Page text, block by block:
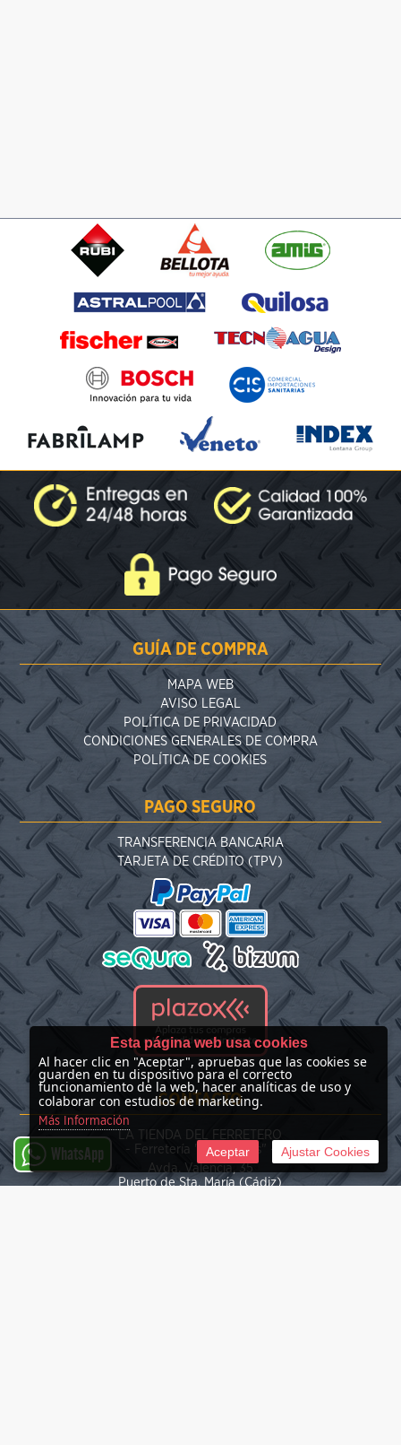
GUÍA DE COMPRA
MAPA WEB
AVISO LEGAL
POLÍTICA DE PRIVACIDAD
CONDICIONES GENERALES DE COMPRA
POLÍTICA DE COOKIES
PAGO SEGURO
TRANSFERENCIA BANCARIA
TARJETA DE CRÉDITO (TPV)
CONTACTO
LA TIENDA DEL FERRETERO
- Ferretería "Las Nieves" -
Avda. Valencia, 35
Puerto de Sta. María (Cádiz)
WhatsApp
Esta página web usa cookies
Al hacer clic en "Aceptar", apruebas que las cookies se
guarden en tu dispositivo para el correcto
funcionamiento de la web, hacer analíticas de uso y
colaborar con estudios de marketing.
Más Información
Aceptar Ajustar Cookies